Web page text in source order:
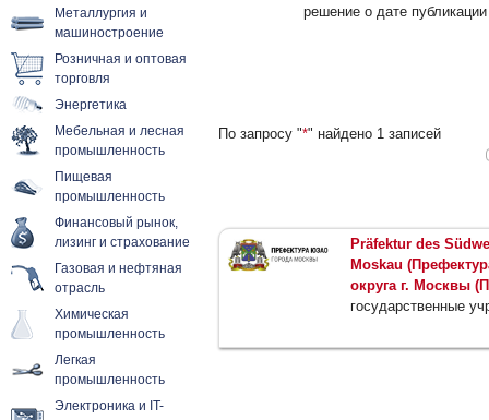
Металлургия и
машиностроение
Розничная и оптовая
торговля
Энергетика
Мебельная и лесная
промышленность
Пищевая
промышленность
Финансовый рынок,
лизинг и страхование
Газовая и нефтяная
отрасль
Химическая
промышленность
Легкая
промышленность
Электроника и IT-
решение о дате
По запросу "*" найдено 1 записей
Präfektur des
Moskau
округа г. Москвы
государственные